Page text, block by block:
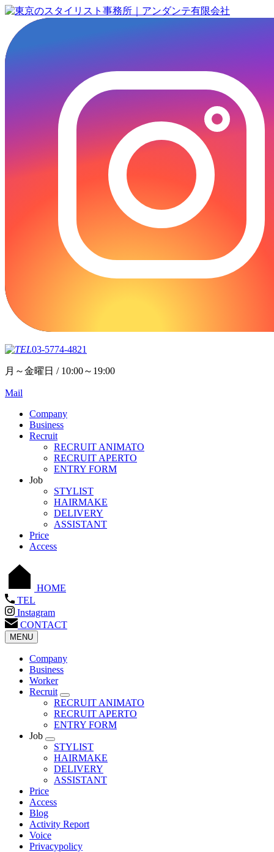
03-5774-4821
月～金曜日 / 10:00～19:00
Mail
Company
Business
Recruit
RECRUIT ANIMATO
RECRUIT APERTO
ENTRY FORM
Job
STYLIST
HAIRMAKE
DELIVERY
ASSISTANT
Price
Access
HOME
TEL
Instagram
CONTACT
MENU
Company
Business
Worker
Recruit
RECRUIT ANIMATO
RECRUIT APERTO
ENTRY FORM
Job
STYLIST
HAIRMAKE
DELIVERY
ASSISTANT
Price
Access
Blog
Activity Report
Voice
Privacypolicy